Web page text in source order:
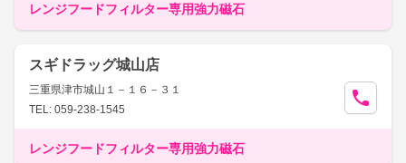
レンジフードフィルター専用強力磁石
スギドラッグ城山店
三重県津市城山１－１６－３１
TEL: 059-238-1545
レンジフードフィルター専用強力磁石